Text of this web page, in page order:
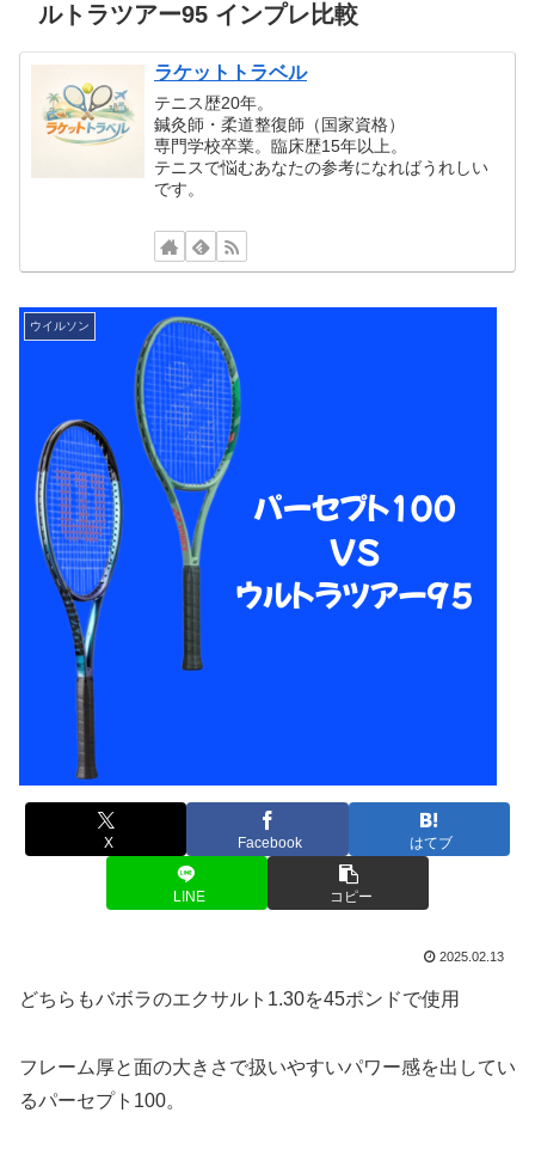
ルトラツアー95 インプレ比較
ラケットトラベル
テニス歴20年。
鍼灸師・柔道整復師（国家資格）
専門学校卒業。臨床歴15年以上。
テニスで悩むあなたの参考になればうれしい
です。
ウイルソン
X Facebook はてブ
LINE コピー
2025.02.13
どちらもバボラのエクサルト1.30を45ポンドで使用
フレーム厚と面の大きさで扱いやすいパワー感を出してい
るパーセプト100。